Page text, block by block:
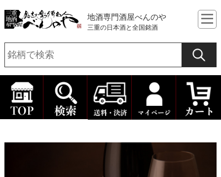
地酒専門酒屋べんのや
三重の日本酒と全国銘酒